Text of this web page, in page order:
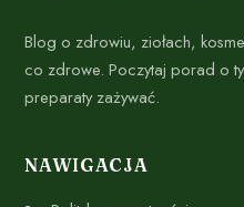
Blog o zdrowiu, ziołach,
co zdrowe. Poczytaj porad o
preparaty zażywać.
NAWIGACJA